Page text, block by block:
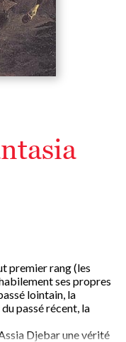
premier rang (les
ses propres
lointain, la
passé récent, la
Djebar une vérité